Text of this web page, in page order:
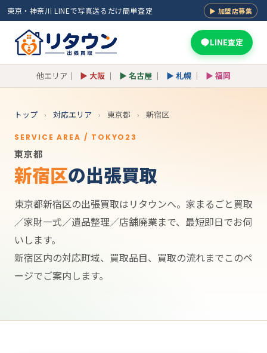
東京・神奈川 LINEで写真送るだけ簡単査定 ▶ 加盟店募集
LINE査定
他エリア｜ ▶ 大阪 ｜ ▶ 名古屋 ｜ ▶ 札幌 ｜ ▶ 福岡
トップ › 対応エリア › 東京都 › 新宿区
SERVICE AREA / TOKYO23
東京都
新宿区の出張買取
東京都新宿区の出張買取はリタウンへ。家まるごと買取
／家財一式／遺品整理／店舗廃業まで、最短即日でお伺
いします。
新宿区内の対応町域、買取品目、買取の流れまでこのペ
ージでご案内します。